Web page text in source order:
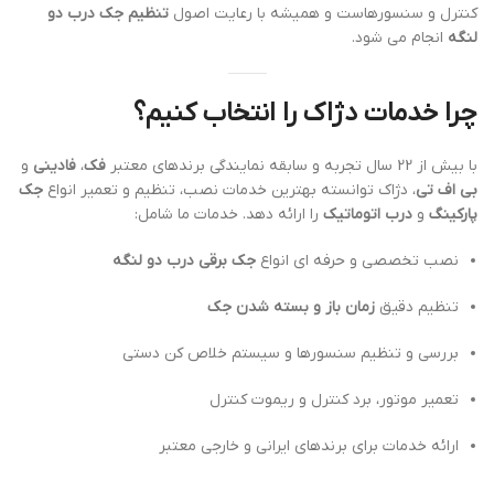
کنترل و سنسورهاست و همیشه با رعایت اصول تنظیم جک درب دو
لنگه انجام می شود.
چرا خدمات دژاک را انتخاب کنیم؟
با بیش از 22 سال تجربه و سابقه نمایندگی برندهای معتبر فک، فادینی و
بی اف تی، دژاک توانسته بهترین خدمات نصب، تنظیم و تعمیر انواع جک
پارکینگ و درب اتوماتیک را ارائه دهد. خدمات ما شامل:
نصب تخصصی و حرفه ای انواع جک برقی درب دو لنگه
تنظیم دقیق زمان باز و بسته شدن جک
بررسی و تنظیم سنسورها و سیستم خلاص کن دستی
تعمیر موتور، برد کنترل و ریموت کنترل
ارائه خدمات برای برندهای ایرانی و خارجی معتبر